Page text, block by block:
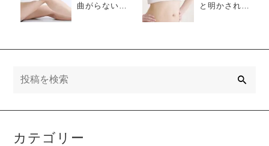
曲がらない！
半月板
と明かされる
カテゴリー